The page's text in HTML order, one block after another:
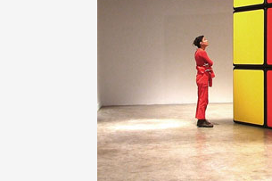
Partenaires
Crédits